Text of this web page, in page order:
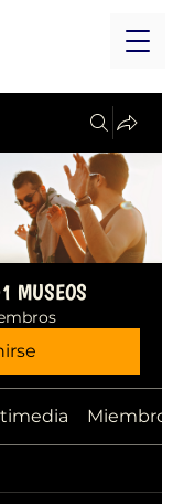
MUSEOS
Miembros